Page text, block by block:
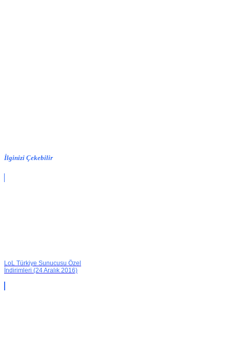
İlginizi Çekebilir
LoL Türkiye Sunucusu Özel
İndirimleri (24 Aralık 2016)